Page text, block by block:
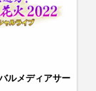
ルメディアサー